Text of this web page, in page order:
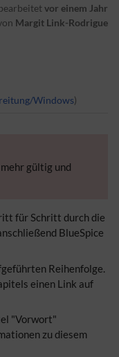
vor einem Jahr
Margit Link-Rodrigue
Windows)
gültig und
für Schritt durch die
BlueSpice
Reihenfolge.
einen Link auf
"Vorwort"
zu diesem